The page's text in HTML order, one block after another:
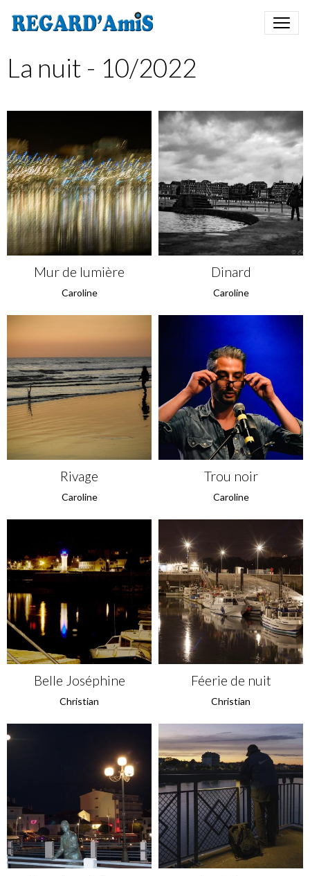
La nuit - 10/2022
Mur de lumière
Caroline
Dinard
Caroline
Rivage
Caroline
Trou noir
Caroline
Belle Joséphine
Christian
Féerie de nuit
Christian